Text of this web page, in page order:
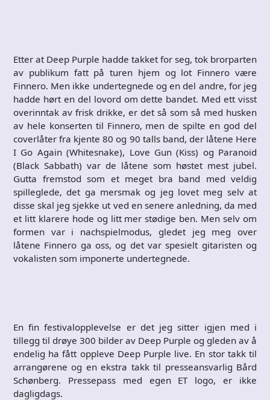
Etter at Deep Purple hadde takket for seg, tok brorparten
av publikum fatt på turen hjem og lot Finnero være
Finnero. Men ikke undertegnede og en del andre, for jeg
hadde hørt en del lovord om dette bandet. Med ett visst
overinntak av frisk drikke, er det så som så med husken
av hele konserten til Finnero, men de spilte en god del
coverlåter fra kjente 80 og 90 talls band, der låtene Here
I Go Again (Whitesnake), Love Gun (Kiss) og Paranoid
(Black Sabbath) var de låtene som høstet mest jubel.
Gutta fremstod som et meget bra band med veldig
spilleglede, det ga mersmak og jeg lovet meg selv at
disse skal jeg sjekke ut ved en senere anledning, da med
et litt klarere hode og litt mer stødige ben. Men selv om
formen var i nachspielmodus, gledet jeg meg over
låtene Finnero ga oss, og det var spesielt gitaristen og
vokalisten som imponerte undertegnede.
En fin festivalopplevelse er det jeg sitter igjen med i
tillegg til drøye 300 bilder av Deep Purple og gleden av å
endelig ha fått oppleve Deep Purple live. En stor takk til
arrangørene og en ekstra takk til presseansvarlig Bård
Schønberg. Pressepass med egen ET logo, er ikke
dagligdags.